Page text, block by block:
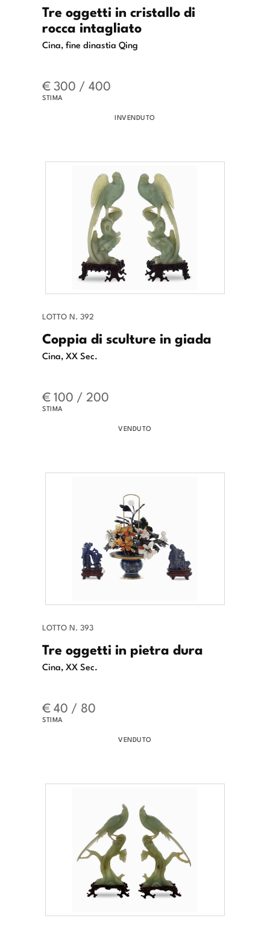
Tre oggetti in cristallo di
rocca intagliato
Cina, fine dinastia Qing
€ 300 / 400
STIMA
INVENDUTO
LOTTO N. 392
Coppia di sculture in giada
Cina, XX Sec.
€ 100 / 200
STIMA
VENDUTO
LOTTO N. 393
Tre oggetti in pietra dura
Cina, XX Sec.
€ 40 / 80
STIMA
VENDUTO